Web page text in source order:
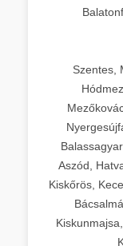
Szentes,
Aszód,
Kiskőrös,